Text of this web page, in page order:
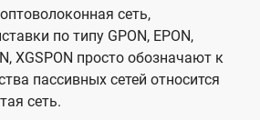
сеть,
по типу GPON, EPON,
XGSPON просто обозначают к
пассивных сетей относится
сеть.